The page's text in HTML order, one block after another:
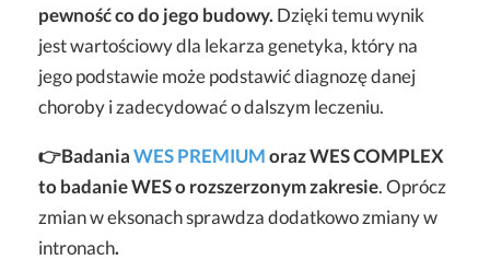
pewność co do jego budowy. Dzięki temu wynik
jest wartościowy dla lekarza genetyka, który na
jego podstawie może podstawić diagnozę danej
choroby i zadecydować o dalszym leczeniu.
👉BadaniaWES PREMIUMoraz WES COMPLEX
to badanie WES o rozszerzonym zakresie. Oprócz
zmian w eksonach sprawdza dodatkowo zmiany w
intronach.